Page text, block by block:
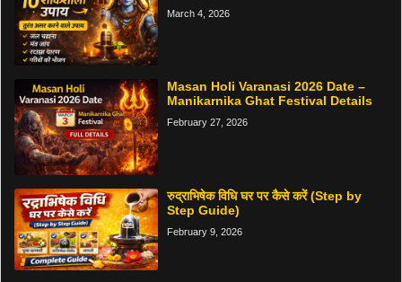
March 4, 2026
Masan Holi Varanasi 2026 Date –
Manikarnika Ghat Festival Details
February 27, 2026
रुद्राभिषेक विधि घर पर कैसे करें (Step by
Step Guide)
February 9, 2026